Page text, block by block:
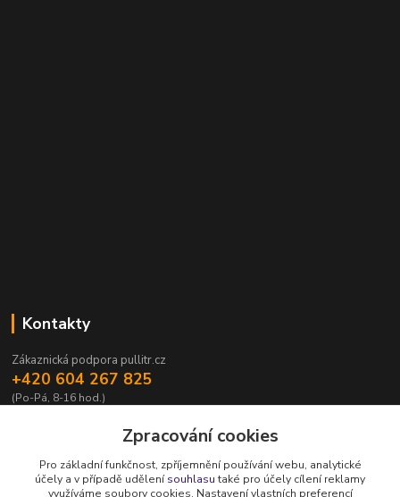
Kontakty
Zákaznická podpora pullitr.cz
+420 604 267 825
(Po-Pá, 8-16 hod.)
Zpracování cookies
Pro základní funkčnost, zpříjemnění používání webu, analytické
účely a v případě udělenísouhlasutaké pro účely cílení reklamy
využíváme soubory cookies. Nastavení vlastních preferencí